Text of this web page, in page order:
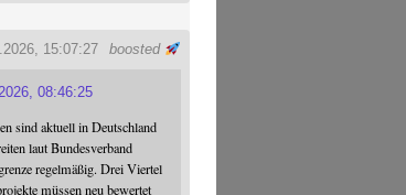
boosted
15:07:27
08:46:25
sind aktuell in Deutschland
laut Bundesverband
regelmäßig. Drei Viertel
müssen neu bewertet